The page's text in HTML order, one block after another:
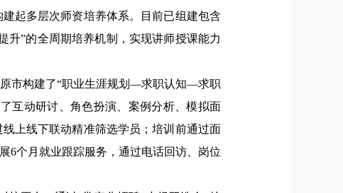
起多层次师资培养体系。目前已组建包含
”的全周期培养机制，实现讲师授课能力
市构建了“职业生涯规划—求职认知—求职
互动研讨、角色扮演、案例分析、模拟面
上线下联动精准筛选学员；培训前通过面
6个月就业跟踪服务，通过电话回访、岗位